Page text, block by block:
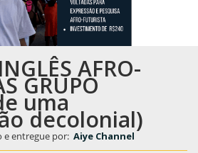
AFRO-
GRUPO
uma
decolonial)
e entregue por: Aiye Channel